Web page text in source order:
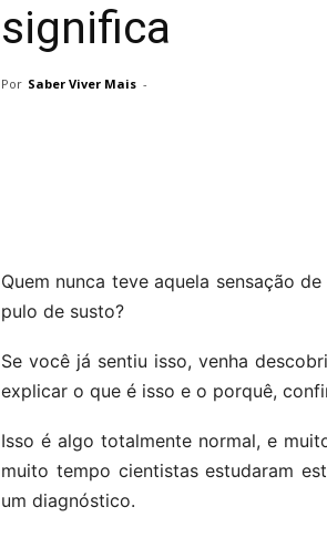
significa
Por Saber Viver Mais -
Quem nunca teve aquela sensação
pulo de susto?
Se você já sentiu isso, venha
explicar o que é isso e o porquê,
Isso é algo totalmente normal, e
muito tempo cientistas estudaram
um diagnóstico.